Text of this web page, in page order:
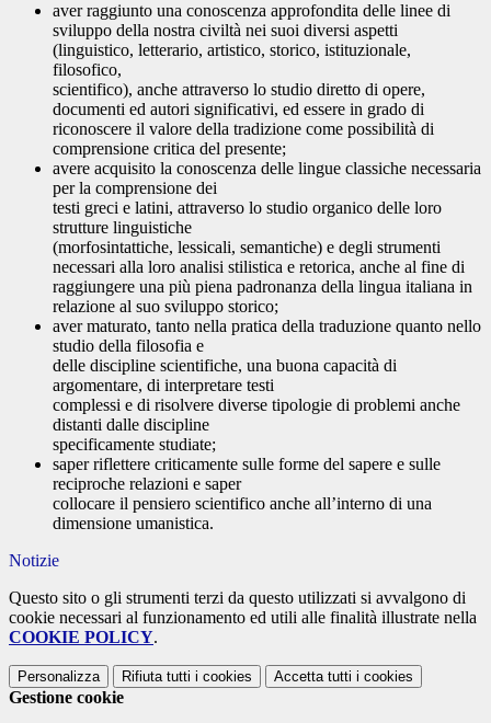
aver raggiunto una conoscenza approfondita delle linee di
sviluppo della nostra civiltà nei suoi diversi aspetti
(linguistico, letterario, artistico, storico, istituzionale,
filosofico,
scientifico), anche attraverso lo studio diretto di opere,
documenti ed autori significativi, ed essere in grado di
riconoscere il valore della tradizione come possibilità di
comprensione critica del presente;
avere acquisito la conoscenza delle lingue classiche necessaria
per la comprensione dei
testi greci e latini, attraverso lo studio organico delle loro
strutture linguistiche
(morfosintattiche, lessicali, semantiche) e degli strumenti
necessari alla loro analisi stilistica e retorica, anche al fine di
raggiungere una più piena padronanza della lingua italiana in
relazione al suo sviluppo storico;
aver maturato, tanto nella pratica della traduzione quanto nello
studio della filosofia e
delle discipline scientifiche, una buona capacità di
argomentare, di interpretare testi
complessi e di risolvere diverse tipologie di problemi anche
distanti dalle discipline
specificamente studiate;
saper riflettere criticamente sulle forme del sapere e sulle
reciproche relazioni e saper
collocare il pensiero scientifico anche all’interno di una
dimensione umanistica.
Notizie
Questo sito o gli strumenti terzi da questo utilizzati si avvalgono di
cookie necessari al funzionamento ed utili alle finalità illustrate nella
COOKIE POLICY.
Personalizza Rifiuta tutti i cookies Accetta tutti i cookies
Gestione cookie